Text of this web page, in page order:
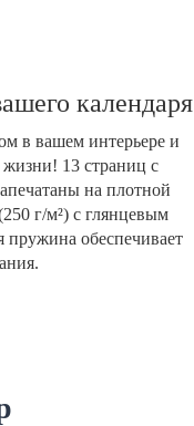
календаря
в вашем интерьере и
13 страниц с
на плотной
г/м²) с глянцевым
пружина обеспечивает